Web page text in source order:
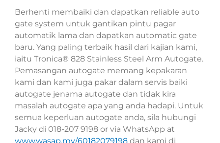
Berhenti membaiki dan dapatkan reliable auto
gate system untuk gantikan pintu pagar
automatik lama dan dapatkan automatic gate
baru. Yang paling terbaik hasil dari kajian kami,
iaitu Tronica® 828 Stainless Steel Arm Autogate.
Pemasangan autogate memang kepakaran
kami dan kami juga pakar dalam servis baiki
autogate jenama autogate dan tidak kira
masalah autogate apa yang anda hadapi. Untuk
semua keperluan autogate anda, sila hubungi
Jacky di 018-207 9198 or via WhatsApp at
www.wasap.my/60182079198 dan kami di